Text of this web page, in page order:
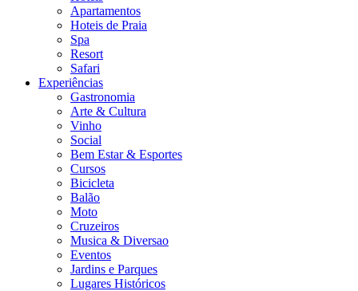
Apartamentos
Hoteis de Praia
Spa
Resort
Safari
Experiências
Gastronomia
Arte & Cultura
Vinho
Social
Bem Estar & Esportes
Cursos
Bicicleta
Balão
Moto
Cruzeiros
Musica & Diversao
Eventos
Jardins e Parques
Lugares Históricos